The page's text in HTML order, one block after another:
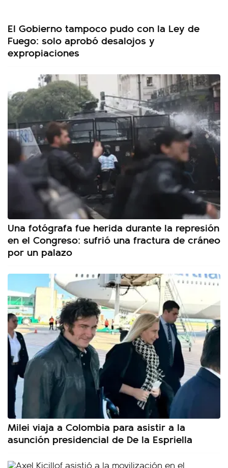
El Gobierno tampoco pudo con la Ley de
Fuego: solo aprobó desalojos y
expropiaciones
Una fotógrafa fue herida durante la represión
en el Congreso: sufrió una fractura de cráneo
por un palazo
Milei viaja a Colombia para asistir a la
asunción presidencial de De la Espriella